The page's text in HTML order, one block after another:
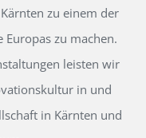
zu einem der
zu machen.
leisten wir
in und
in Kärnten und